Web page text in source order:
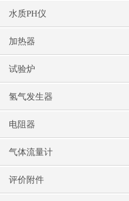
水质PH仪
加热器
试验炉
氢气发生器
电阻器
气体流量计
评价附件